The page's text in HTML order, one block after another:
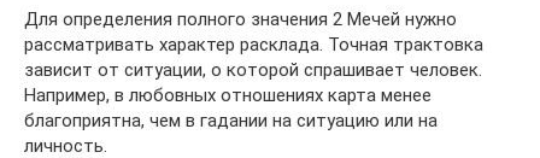
Для определения полного значения 2 Мечей нужно
рассматривать характер расклада. Точная трактовка
зависит от ситуации, о которой спрашивает человек.
Например, в любовных отношениях карта менее
благоприятна, чем в гадании на ситуацию или на
личность.